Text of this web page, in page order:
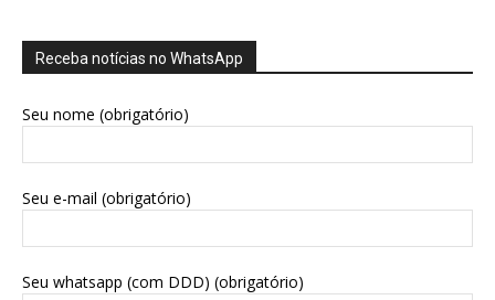
Receba notícias no WhatsApp
Seu nome (obrigatório)
Seu e-mail (obrigatório)
Seu whatsapp (com DDD) (obrigatório)